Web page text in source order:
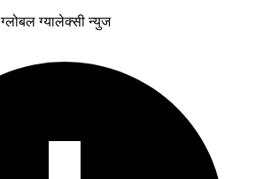
ग्लोबल ग्यालेक्सी न्युज